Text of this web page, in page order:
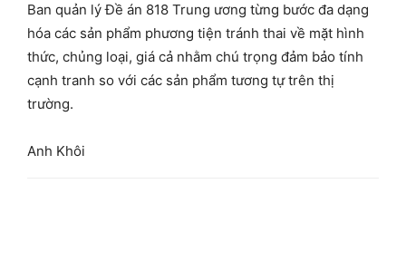
Ban quản lý Đề án 818 Trung ương từng bước đa dạng
hóa các sản phẩm phương tiện tránh thai về mặt hình
thức, chủng loại, giá cả nhằm chú trọng đảm bảo tính
cạnh tranh so với các sản phẩm tương tự trên thị
trường.
Anh Khôi